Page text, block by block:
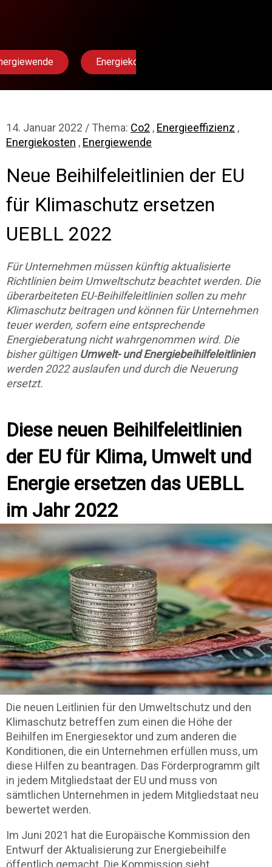
Energiekosten
14. Januar 2022 / Thema: Co2 , Energieeffizienz ,
Energiekosten , Energiewende
Neue Beihilfeleitlinien der EU
für Klimaschutz ersetzen
UEBLL 2022
Für Unternehmen müssen künftig aktualisierte
Richtlinien beim Umweltschutz beachtet werden. Die
überarbeiteten EU-Beihilfeleitlinien sollen zu mehr
Klimaschutz beitragen und können für Unternehmen
teuer werden, sofern eine entsprechende
Energieberatung nicht wahrgenommen wird. Die
bisher gültigen Umwelt- und Energiebeihilfeleitlinien
werden 2022 auslaufen und durch die Neuerung
ersetzt.
Diese neuen Beihilfeleitlinien
der EU für Klima, Umwelt und
Energie ersetzen das UEBLL
im Jahr 2022
Die neuen Leitlinien für den Umweltschutz und den
Klimaschutz betreffen zum einen die Höhe der
Beihilfen im Energiesektor und zum anderen die
Konditionen, die ein Unternehmen erfüllen muss, um
diese Hilfen zu beantragen. Das Förderprogramm gilt
in jedem Mitgliedstaat der EU und muss von
sämtlichen Unternehmen in jedem Mitg liedstaat neu
bewertet werden.
Im Juni 2021 hat die Europäische Kommission den
Entwurf der Aktualisierung zur Energiebeihilfe
öffentlich gemacht. Die Kommission sieht